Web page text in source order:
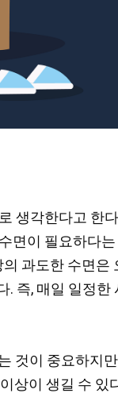
생각한다고 한
면이 필요하다
과도한 수면은
즉, 매일 일정
것이 중요하지
상이 생길 수 있